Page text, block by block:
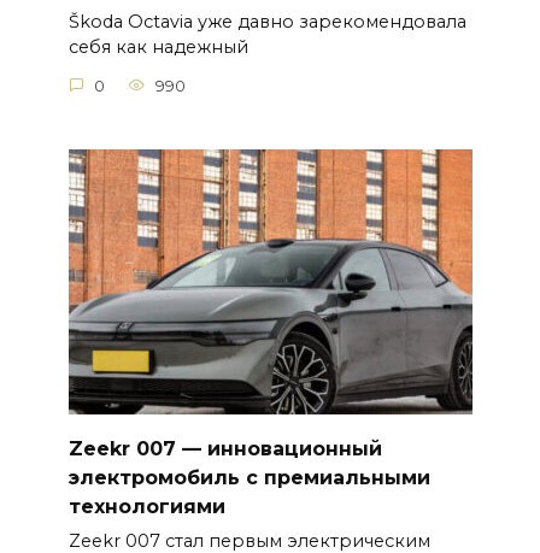
Škoda Octavia уже давно зарекомендовала
себя как надежный
0 990
Zeekr 007 — инновационный
электромобиль с премиальными
технологиями
Zeekr 007 стал первым электрическим